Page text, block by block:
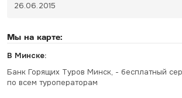
26.06.2015
Мы на карте:
В Минске:
Банк Горящих Туров Минск, - бесплатный
по всем туроператорам